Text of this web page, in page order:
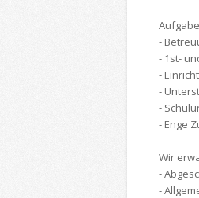
-
- 1st-
-
-
-
- Enge
Wir
-
-